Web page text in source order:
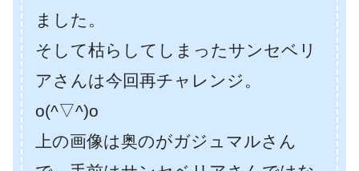
ました。
そして枯らしてしまったサンセベリ
アさんは今回再チャレンジ。
o(^▽^)o
上の画像は奥のがガジュマルさん